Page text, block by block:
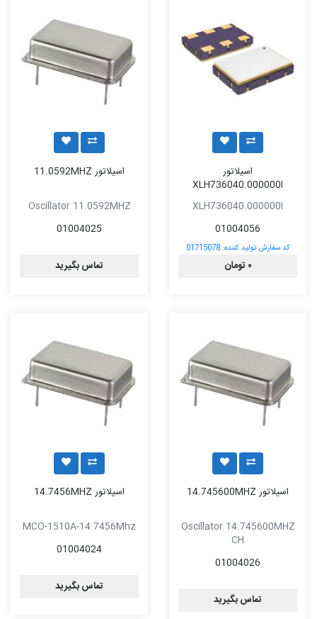
اسیلاتور
XLH736040.000000I
XLH736040.000000I
01004056
کد سفارش تولید کننده:01715078
۰ تومان
اسیلاتور 11.0592MHZ
Oscillator 11.0592MHZ
01004025
تماس بگیرید
اسیلاتور 14.745600MHZ
Oscillator 14.745600MHZ
CH
01004026
تماس بگیرید
اسیلاتور 14.7456MHZ
MCO-1510A-14.7456Mhz
01004024
تماس بگیرید